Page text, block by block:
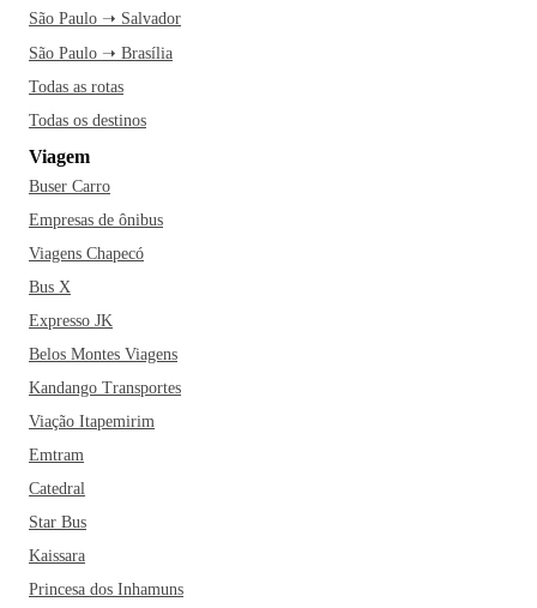
São Paulo ➝ Salvador
São Paulo ➝ Brasília
Todas as rotas
Todas os destinos
Viagem
Buser Carro
Empresas de ônibus
Viagens Chapecó
Bus X
Expresso JK
Belos Montes Viagens
Kandango Transportes
Viação Itapemirim
Emtram
Catedral
Star Bus
Kaissara
Princesa dos Inhamuns